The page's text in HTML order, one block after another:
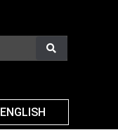
ENGLISH